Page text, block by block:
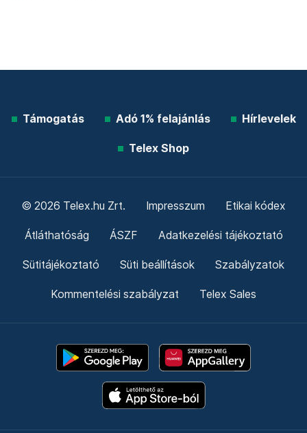
Támogatás Adó 1% felajánlás Hírlevelek
Telex Shop
© 2026 Telex.hu Zrt. Impresszum Etikai kódex
Átláthatóság ÁSZF Adatkezelési tájékoztató
Sütitájékoztató Süti beállítások Szabályzatok
Kommentelési szabályzat Telex Sales